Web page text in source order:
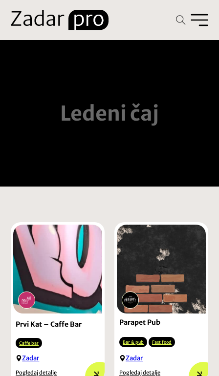
Ledeni čaj
Prvi Kat – Caffe Bar
Caffe bar
Zadar
Pogledaj detalje
Parapet Pub
Bar & pub Fast food
Zadar
Pogledaj detalje